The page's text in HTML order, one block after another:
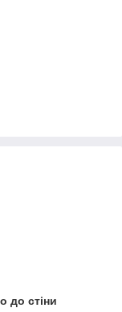
до стіни